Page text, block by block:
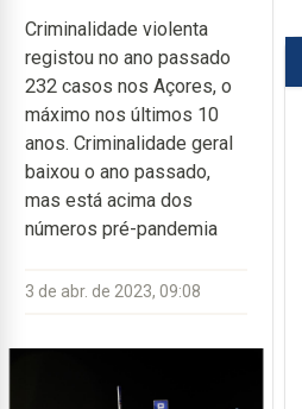
Criminalidade violenta
registou no ano passado
232 casos nos Açores, o
máximo nos últimos 10
anos. Criminalidade geral
baixou o ano passado,
mas está acima dos
números pré-pandemia
3 de abr. de 2023, 09:08